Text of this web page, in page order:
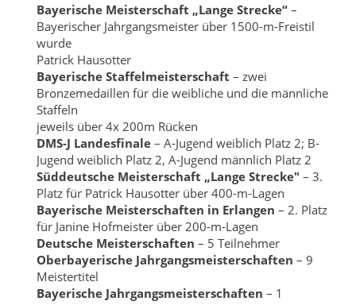
Bayerische Meisterschaft „Lange Strecke“–
Bayerischer Jahrgangsmeister über 1500-m-Freistil
wurde
Patrick Hausotter
Bayerische Staffelmeisterschaft – zwei
Bronzemedaillen für die weibliche und die männliche
Staffeln
jeweils über 4x 200m Rücken
DMS-J Landesfinale– A-Jugend weiblich Platz 2; B-
Jugend weiblich Platz 2, A-Jugend männlich Platz 2
Süddeutsche Meisterschaft „Lange Strecke" – 3.
Platz für Patrick Hausotter über 400-m-Lagen
Bayerische Meisterschaften in Erlangen – 2. Platz
für Janine Hofmeister über 200-m-Lagen
Deutsche Meisterschaften – 5 Teilnehmer
Oberbayerische Jahrgangsmeisterschaften – 9
Meistertitel
Bayerische Jahrgangsmeisterschaften – 1